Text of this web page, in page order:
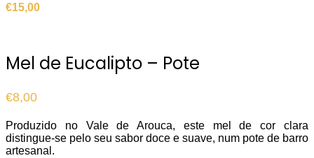
€15,00
Mel de Eucalipto – Pote
€8,00
Produzido no Vale de Arouca, este mel de cor clara
distingue-se pelo seu sabor doce e suave, num pote de barro
artesanal.